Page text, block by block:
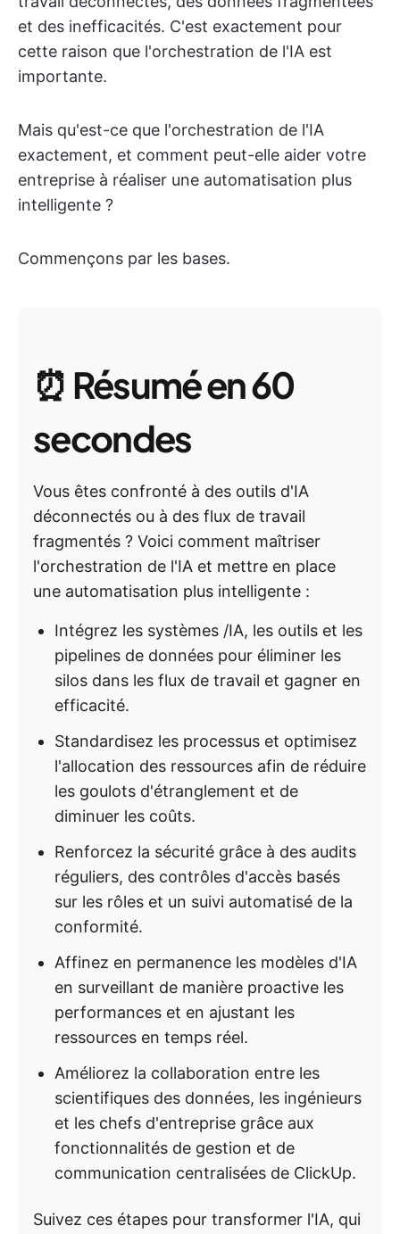
et des inefficacités. C'est exactement pour
cette raison que l'orchestration de l'IA est
importante.
Mais qu'est-ce que l'orchestration de l'IA
exactement, et comment peut-elle aider votre
entreprise à réaliser une automatisation plus
intelligente ?
Commençons par les bases.
⏰ Résumé en 60
secondes
Vous êtes confronté à des outils d'IA
déconnectés ou à des flux de travail
fragmentés ? Voici comment maîtriser
l'orchestration de l'IA et mettre en place
une automatisation plus intelligente :
Intégrez les systèmes /IA, les outils et les
pipelines de données pour éliminer les
silos dans les flux de travail et gagner en
efficacité.
Standardisez les processus et optimisez
l'allocation des ressources afin de réduire
les goulots d'étranglement et de
diminuer les coûts.
Renforcez la sécurité grâce à des audits
réguliers, des contrôles d'accès basés
sur les rôles et un suivi automatisé de la
conformité.
Affinez en permanence les modèles d'IA
en surveillant de manière proactive les
performances et en ajustant les
ressources en temps réel.
Améliorez la collaboration entre les
scientifiques des données, les ingénieurs
et les chefs d'entreprise grâce aux
fonctionnalités de gestion et de
communication centralisées de ClickUp.
Suivez ces étapes pour transformer l'IA, qui